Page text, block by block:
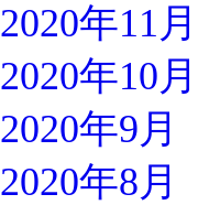
2020年11月
2020年10月
2020年9月
2020年8月